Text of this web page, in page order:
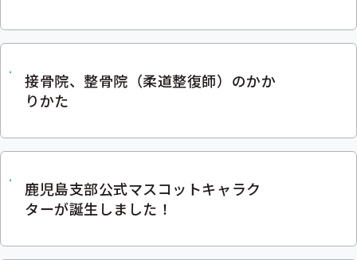
接骨院、整骨院（柔道整復師）のかか
りかた
鹿児島支部公式マスコットキャラク
ターが誕生しました！